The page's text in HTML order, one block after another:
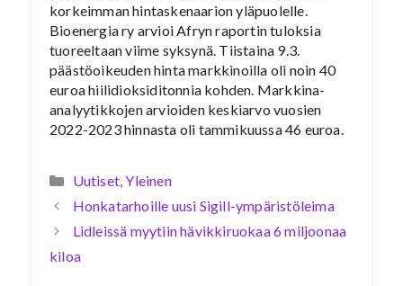
korkeimman hintaskenaarion yläpuolelle.
Bioenergia ry arvioi Afryn raportin tuloksia
tuoreeltaan viime syksynä. Tiistaina 9.3.
päästöoikeuden hinta markkinoilla oli noin 40
euroa hiilidioksiditonnia kohden. Markkina-
analyytikkojen arvioiden keskiarvo vuosien
2022-2023 hinnasta oli tammikuussa 46 euroa.
Kategoriat
Uutiset ,Yleinen
Honkatarhoille uusi Sigill-ympäristöleima
Lidleissä myytiin hävikkiruokaa 6 miljoonaa
kiloa